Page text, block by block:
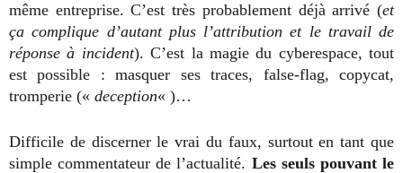
même entreprise. C’est très probablement déjà arrivé (et
ça complique d’autant plus l’attribution et le travail de
réponse à incident). C’est la magie du cyberespace, tout
est possible : masquer ses traces, false-flag, copycat,
tromperie (« deception« )…
Difficile de discerner le vrai du faux, surtout en tant que
simple commentateur de l’actualité. Les seuls pouvant le